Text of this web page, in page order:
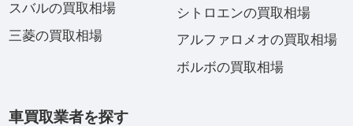
スバルの買取相場
三菱の買取相場
シトロエンの買取相場
アルファロメオの買取相場
ボルボの買取相場
車買取業者を探す